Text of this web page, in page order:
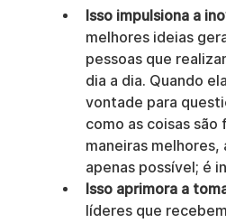
Isso impulsiona a
melhores ideias
pessoas que
dia a dia. Quando
vontade para
como as coisas
maneiras melhores,
apenas possível; é
Isso aprimora a
líderes que